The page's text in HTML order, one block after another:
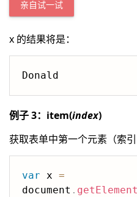
亲自试一试
x 的结果将是：
Donald
例子 3：item(index)
获取表单中第一个元素（索引
var x =
document .